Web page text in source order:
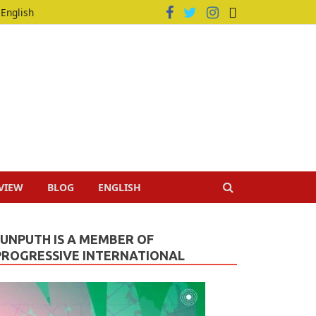
English
BLOG ENGLISH
IS A MEMBER OF
INTERNATIONAL